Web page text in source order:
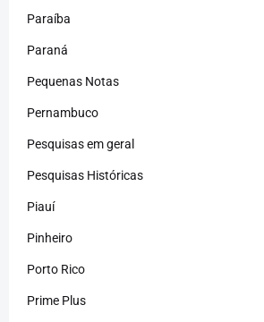
Paraíba
Paraná
Pequenas Notas
Pernambuco
Pesquisas em geral
Pesquisas Históricas
Piauí
Pinheiro
Porto Rico
Prime Plus